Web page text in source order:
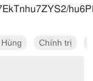
Chính trị